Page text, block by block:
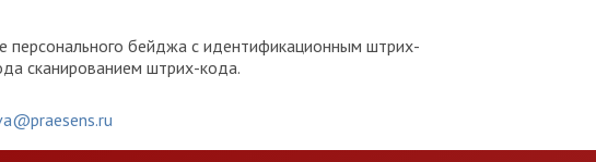
персонального бейджа с идентификационным штрих-
сканированием штрих-кода.